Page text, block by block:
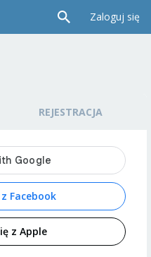
Zaloguj się
REJESTRACJA
Facebook
z Apple